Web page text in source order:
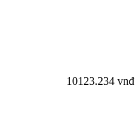
123.234 vnđ
10